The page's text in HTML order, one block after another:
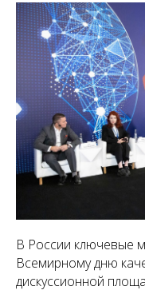
В России ключевые
Всемирному дню
дискуссионной